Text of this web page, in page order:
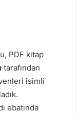
PDF kitap
tarafından
isimli
ebatında